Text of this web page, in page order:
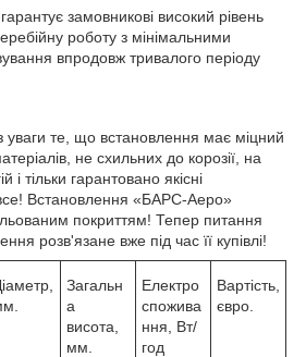
замовникові високий рівень
роботу з мінімальними
впродовж тривалого періоду
те, що встановлення має міцний
не схильних до корозії, на
і тільки гарантовано якісні
Встановлення «БАРС-Аеро»
покриттям! Тепер питання
розв'язане вже під час її купівлі!
Загальн
а
висота,
мм.
Електро
спожива
ння, Вт/
год
Вартість,
євро.